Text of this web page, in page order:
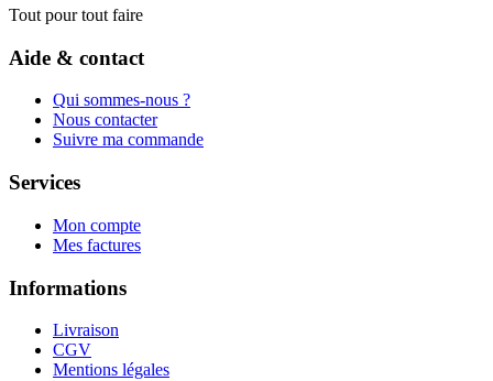
Tout pour tout faire
Aide & contact
Qui sommes-nous ?
Nous contacter
Suivre ma commande
Services
Mon compte
Mes factures
Informations
Livraison
CGV
Mentions légales